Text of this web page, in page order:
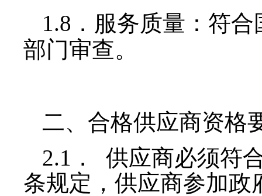
1.8 ．服务质量：符
部门审查。
二、合格供应商资格
2.1 ． 供应商必须符
条规定，供应商参加政